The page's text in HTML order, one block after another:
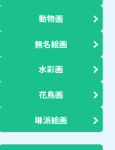
動物画
無名絵画
水彩画
花鳥画
琳派絵画